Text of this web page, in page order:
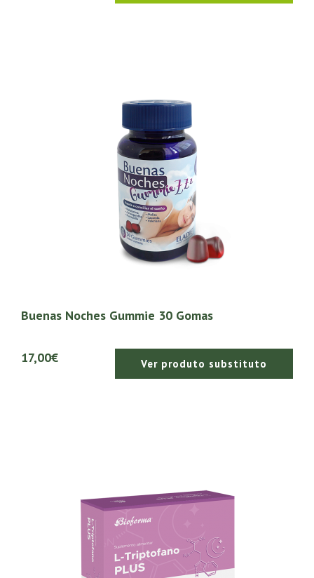
Buenas Noches Gummie 30 Gomas
17,00€ Ver produto substituto